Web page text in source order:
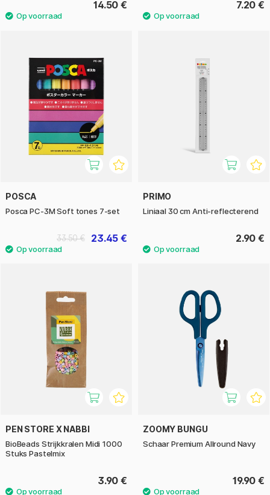
14.50 € 7.20 €
POSCA
Posca PC-3M Soft tones 7-set
23.45 €
33.50 €
PRIMO
Liniaal 30 cm Anti-reflecterend
2.90 €
PEN STORE X NABBI
BioBeads Strijkkralen Midi 1000
Stuks Pastelmix
3.90 €
ZOOMY BUNGU
Schaar Premium Allround Navy
19.90 €